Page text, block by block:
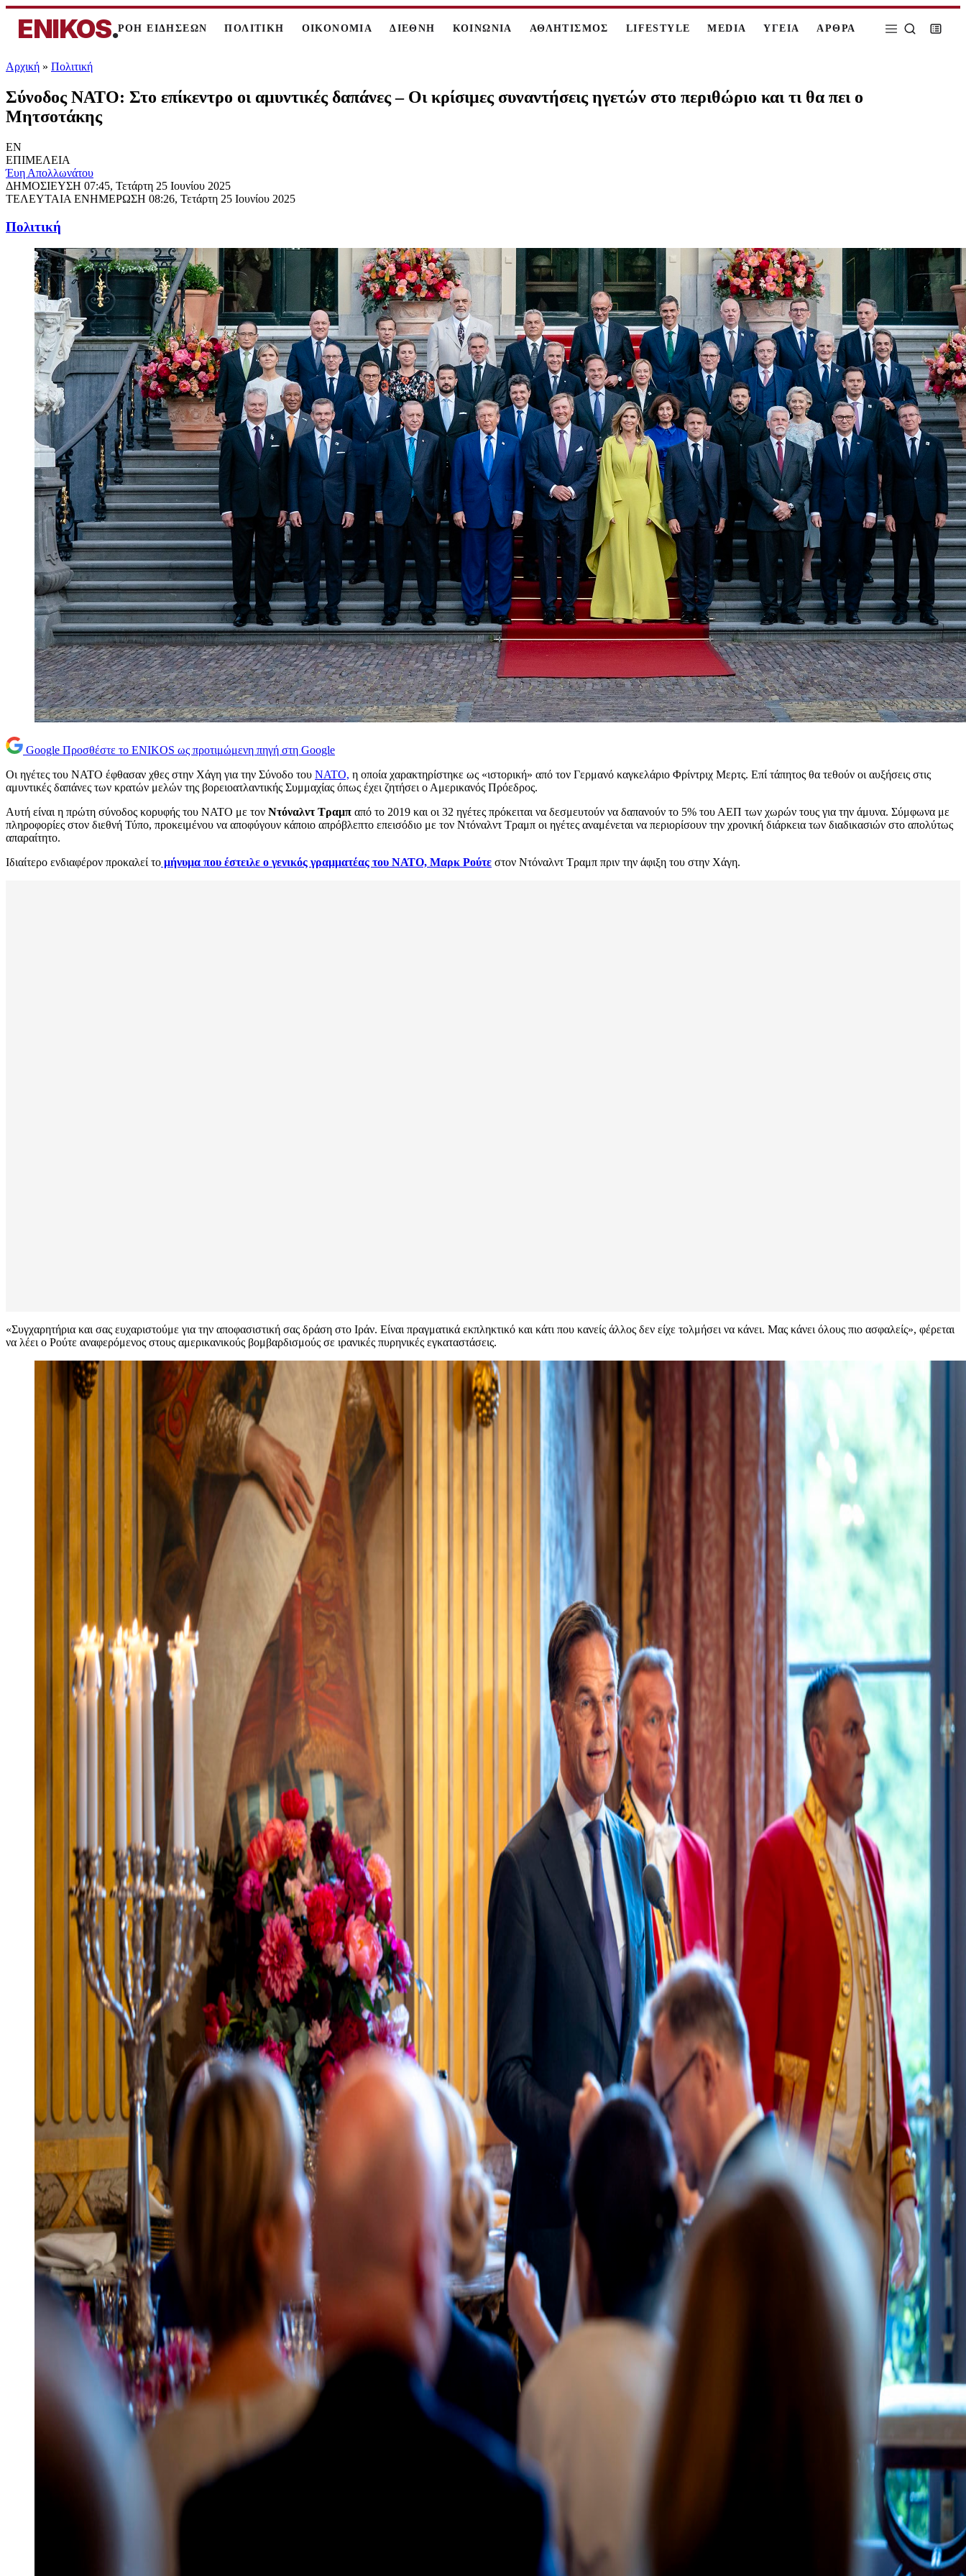
ENIKOS.ΡΟΗ ΕΙΔΗΣΕΩΝ ΠΟΛΙΤΙΚΗ ΟΙΚΟΝΟΜΙΑ ΔΙΕΘΝΗ ΚΟΙΝΩΝΙΑ ΑΘΛΗΤΙΣΜΟΣ LIFESTYLE MEDIA ΥΓΕΙΑ ΑΡΘΡΑ
Αρχική » Πολιτική
Σύνοδος ΝΑΤΟ: Στο επίκεντρο οι αμυντικές δαπάνες – Οι κρίσιμες συναντήσεις ηγετών στο περιθώριο και τι θα πει ο
Μητσοτάκης
EN
ΕΠΙΜΕΛΕΙΑ
Έυη Απολλωνάτου
ΔΗΜΟΣΙΕΥΣΗ 07:45, Τετάρτη 25 Ιουνίου 2025
ΤΕΛΕΥΤΑΙΑ ΕΝΗΜΕΡΩΣΗ 08:26, Τετάρτη 25 Ιουνίου 2025
Πολιτική
Google Προσθέστε το ENIKOS ως προτιμώμενη πηγή στη Google
Οι ηγέτες του ΝΑΤΟ έφθασαν χθες στην Χάγη για την Σύνοδο του ΝΑΤΟ, η οποία χαρακτηρίστηκε ως «ιστορική» από τον Γερμανό καγκελάριο Φρίντριχ Μερτς. Επί τάπητος θα τεθούν οι αυξήσεις στις
αμυντικές δαπάνες των κρατών μελών της βορειοατλαντικής Συμμαχίας όπως έχει ζητήσει ο Αμερικανός Πρόεδρος.
Αυτή είναι η πρώτη σύνοδος κορυφής του ΝΑΤΟ με τον Ντόναλντ Τραμπ από το 2019 και οι 32 ηγέτες πρόκειται να δεσμευτούν να δαπανούν το 5% του ΑΕΠ των χωρών τους για την άμυνα. Σύμφωνα με
πληροφορίες στον διεθνή Τύπο, προκειμένου να αποφύγουν κάποιο απρόβλεπτο επεισόδιο με τον Ντόναλντ Τραμπ οι ηγέτες αναμένεται να περιορίσουν την χρονική διάρκεια των διαδικασιών στο απολύτως
απαραίτητο.
Ιδιαίτερο ενδιαφέρον προκαλεί το μήνυμα που έστειλε ο γενικός γραμματέας του ΝΑΤΟ, Μαρκ Ρούτε στον Ντόναλντ Τραμπ πριν την άφιξη του στην Χάγη.
«Συγχαρητήρια και σας ευχαριστούμε για την αποφασιστική σας δράση στο Ιράν. Είναι πραγματικά εκπληκτικό και κάτι που κανείς άλλος δεν είχε τολμήσει να κάνει. Μας κάνει όλους πιο ασφαλείς», φέρεται
να λέει ο Ρούτε αναφερόμενος στους αμερικανικούς βομβαρδισμούς σε ιρανικές πυρηνικές εγκαταστάσεις.